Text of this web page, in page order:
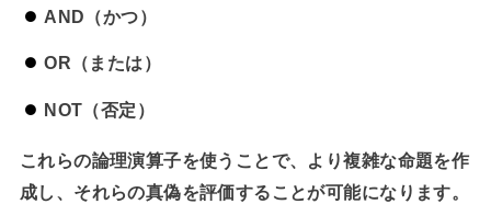
AND（かつ）
OR（または）
NOT（否定）
これらの論理演算子を使うことで、より複雑な命題を作
成し、それらの真偽を評価することが可能になります。